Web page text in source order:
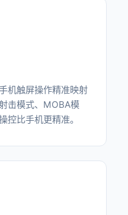
机触屏操作精准映射
击模式、MOBA模
控比手机更精准。